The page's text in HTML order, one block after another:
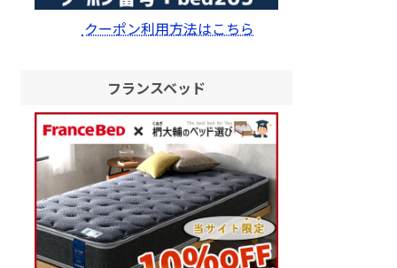
クーポン利用方法はこちら
フランスベッド